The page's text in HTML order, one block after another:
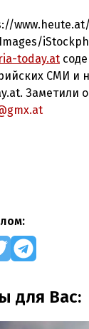
www.heute.at/
today.at
СМИ и
Заметили
для Вас: